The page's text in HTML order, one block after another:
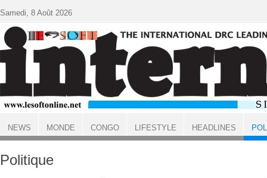
ACCUEIL
Politique
Samedi, 8 Août 2026
NEWS MONDE CONGO LIFESTYLE HEADLINES